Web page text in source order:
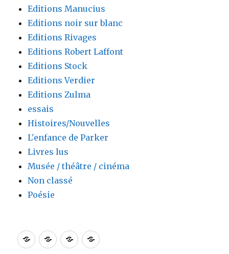
Editions Manucius
Editions noir sur blanc
Editions Rivages
Editions Robert Laffont
Editions Stock
Editions Verdier
Editions Zulma
essais
Histoires/Nouvelles
L'enfance de Parker
Livres lus
Musée / théâtre / cinéma
Non classé
Poésie
AccueilBlog ContactLien